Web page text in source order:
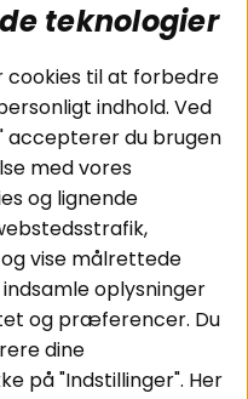
Kundeservice
/ Garanti /
os
teknologier
cookies til at forbedre
indhold. Ved
accepterer du brugen
med vores
og lignende
vise målrettede
oplysninger
og præferencer. Du
dine
på "Indstillinger". Her